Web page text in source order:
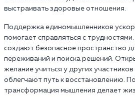
выстраивать здоровые отношения.
Поддержка единомышленников
помогает справляться с
создают безопасное пространство
переживаний и поиска решений.
желание учиться у других
облегчают путь к восстановлению.
трансформация мышления делает